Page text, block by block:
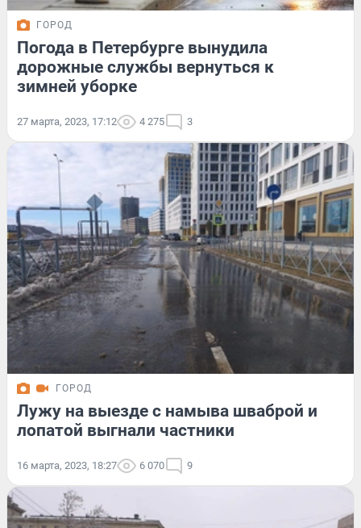
ГОРОД
Погода в Петербурге вынудила
дорожные службы вернуться к
зимней уборке
27 марта, 2023, 17:12 4 275 3
ГОРОД
Лужу на выезде с намыва шваброй и
лопатой выгнали частники
16 марта, 2023, 18:27 6 070 9